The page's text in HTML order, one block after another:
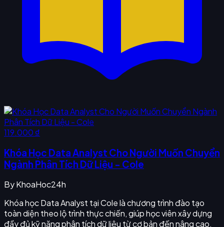
119.000 ₫
Khóa Học Data Analyst Cho Người Muốn Chuyển
Ngành Phân Tích Dữ Liệu - Cole
ByKhoaHoc24h
Khóa học Data Analyst tại Cole là chương trình đào tạo
toàn diện theo lộ trình thực chiến, giúp học viên xây dựng
đầy đủ kỹ năng phân tích dữ liệu từ cơ bản đến nâng cao.